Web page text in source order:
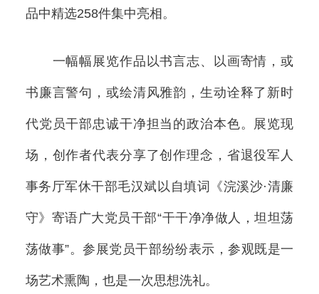
品中精选258件集中亮相。
一幅幅展览作品以书言志、以画寄情，或
书廉言警句，或绘清风雅韵，生动诠释了新时
代党员干部忠诚干净担当的政治本色。展览现
场，创作者代表分享了创作理念，省退役军人
事务厅军休干部毛汉斌以自填词《浣溪沙·清廉
守》寄语广大党员干部“干干净净做人，坦坦荡
荡做事”。参展党员干部纷纷表示，参观既是一
场艺术熏陶，也是一次思想洗礼。